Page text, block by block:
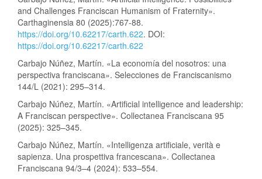
and Challenges Franciscan Humanism of Fraternity».
Carthaginensia 80 (2025):767-88.
https://doi.org/10.62217/carth.622. DOI:
https://doi.org/10.62217/carth.622
Carbajo Núñez, Martín. «La economía del nosotros: una
perspectiva franciscana». Selecciones de Franciscanismo
144/L (2021): 295–314.
Carbajo Núñez, Martín. «Artificial intelligence and leadership:
A Franciscan perspective». Collectanea Franciscana 95
(2025): 325–345.
Carbajo Núñez, Martín. «Intelligenza artificiale, verità e
sapienza. Una prospettiva francescana». Collectanea
Franciscana 94/3–4 (2024): 533–554.